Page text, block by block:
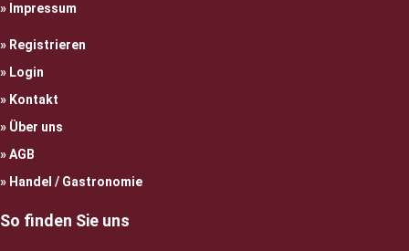
Impressum
Registrieren
Login
Kontakt
Über uns
AGB
Handel / Gastronomie
So finden Sie uns